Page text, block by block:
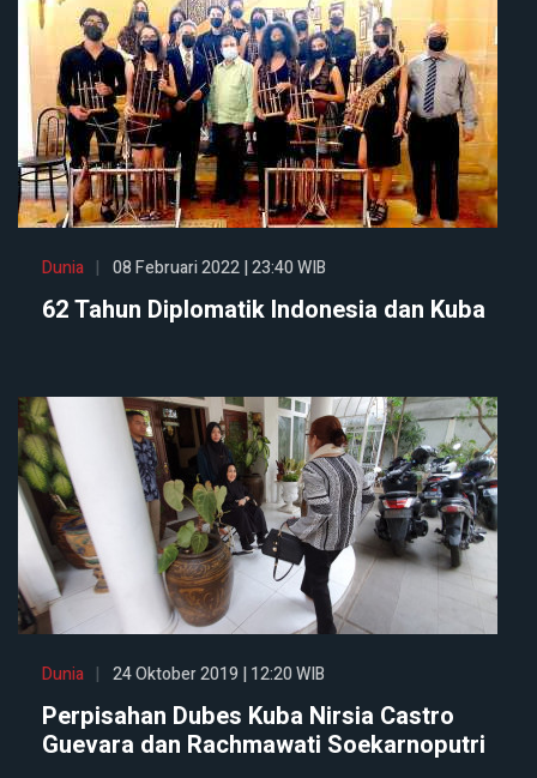
Dunia 08 Februari 2022 | 23:40 WIB
62 Tahun Diplomatik Indonesia dan Kuba
Dunia 24 Oktober 2019 | 12:20 WIB
Perpisahan Dubes Kuba Nirsia Castro
Guevara dan Rachmawati Soekarnoputri